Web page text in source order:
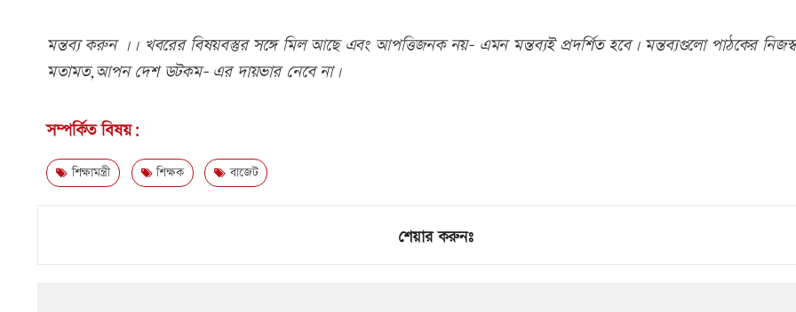
মন্তব্য করুন ।। খবরের বিষয়বস্তুর সঙ্গে মিল আছে এবং আপত্তিজনক নয়- এমন মন্তব্যই প্রদর্শিত হবে। মন্তব্যগুলো পাঠকের নিজস্ব
মতামত,আপন দেশ ডটকম- এর দায়ভার নেবে না।
সম্পর্কিত বিষয়:
শিক্ষামন্ত্রী শিক্ষক বাজেট
শেয়ার করুনঃ